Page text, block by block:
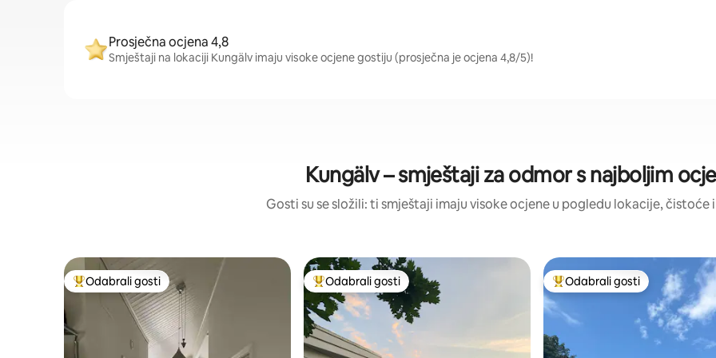
Prosječna ocjena 4,8
Smještaji na lokaciji Kungälv imaju visoke ocjene gostiju (prosječna je ocjena 4,8/5)!
Kungälv – smještaji za odmor s najboljim
Gosti su se složili: ti smještaji imaju visoke ocjene u pogledu lokacije, čistoće
Među najviše rangiranima s oznakom „Odabrali gosti”
Odabrali gosti Među najviše rangiranima s oznakom „Odabrali gosti”
Odabrali gosti Među najviše rangiranima s
Odabrali gosti